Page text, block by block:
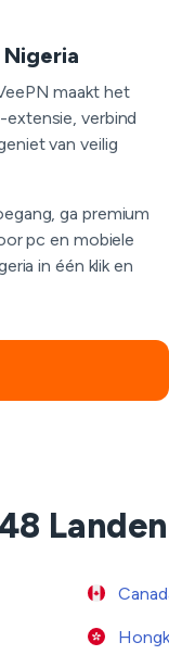
maakt het
verbind
van veilig
ga premium
pc en mobiele
in één klik en
Landen